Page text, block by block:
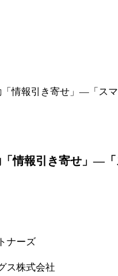
情報引き寄せ」―「ス
情報引き寄せ」―
ナーズ
ス株式会社